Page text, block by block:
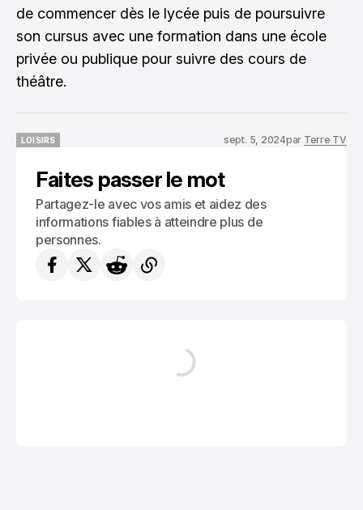
de commencer dès le lycée puis de poursuivre
son cursus avec une formation dans une école
privée ou publique pour suivre des cours de
théâtre.
LOISIRS
sept. 5, 2024par Terre TV
Faites passer le mot
Partagez-le avec vos amis et aidez des
informations fiables à atteindre plus de
personnes.